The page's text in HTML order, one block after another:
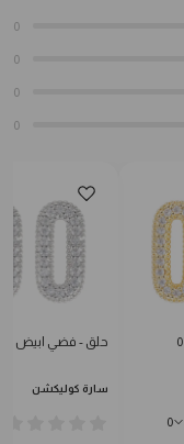
0
0
0
0
0
حلق - فضي ابيض - 0
سارة كوليكشن